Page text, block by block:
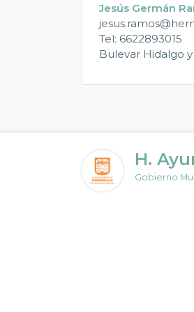
Jesús Germán
Tel: 6622893015
Bulevar Hidalgo